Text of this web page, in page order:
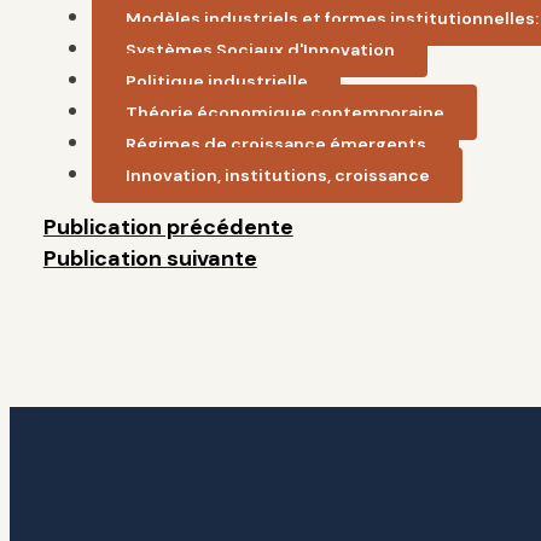
Modèles industriels et formes
Systèmes Sociaux d'Innovation
Politique industrielle
Théorie économique contemporaine
Régimes de croissance émergents
Innovation, institutions, croissance
Publication précédente
Publication suivante